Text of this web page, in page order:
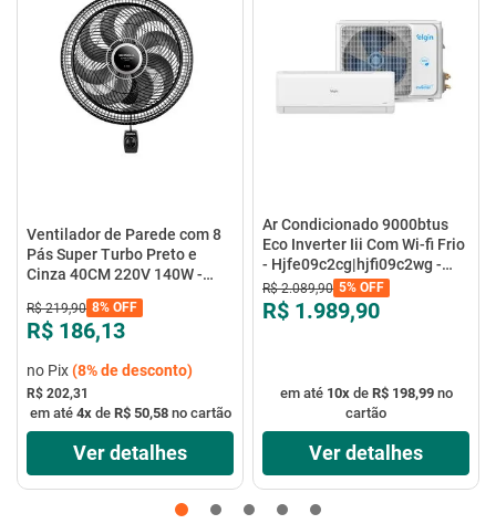
Ventilador de Parede com 8
Pás Super Turbo Preto e
Cinza 40CM 220V 140W -
R$ 219,90 8% OFF
R$ 186,13
no Pix(8%de desconto)
R$ 202,31
em até 4xde R$ 50,58no cartão
Ver detalhes
Ar Condicionado 9000btus
Eco Inverter Iii Com Wi-fi Frio
- Hjfe09c2cg|hjfi09c2wg -
Elgin
R$ 2.089,90 5% OFF
R$ 1.989,90
em até 10xde R$ 198,99no
cartão
Ver detalhes